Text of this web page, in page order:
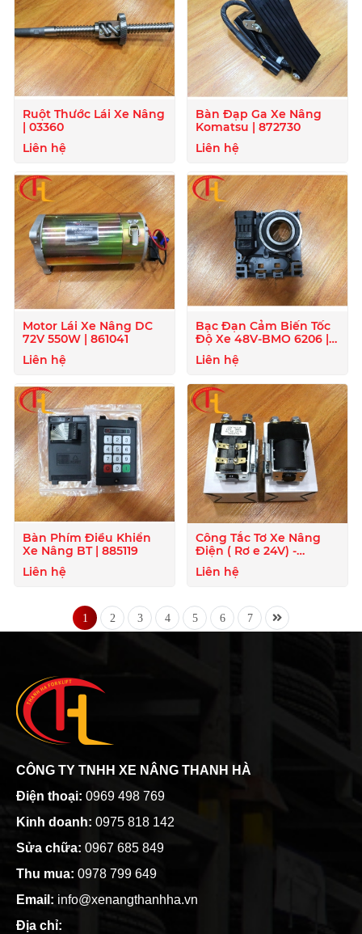
Ruột Thước Lái Xe Nâng
| 03360
Liên hệ
Bàn Đạp Ga Xe Nâng
Komatsu | 872730
Liên hệ
Motor Lái Xe Nâng DC
72V 550W | 861041
Liên hệ
Bạc Đạn Cảm Biến Tốc
Độ Xe 48V-BMO 6206 |
872129
Liên hệ
Bàn Phím Điều Khiển
Xe Nâng BT | 885119
Liên hệ
Công Tắc Tơ Xe Nâng
Điện ( Rơ e 24V) -
824020
Liên hệ
1 2 3 4 5 6 7
CÔNG TY TNHH XE NÂNG THANH HÀ
Điện thoại: 0969 498 769
Kinh doanh: 0975 818 142
Sửa chữa: 0967 685 849
Thu mua: 0978 799 649
Email: info@xenangthanhha.vn
Địa chỉ: